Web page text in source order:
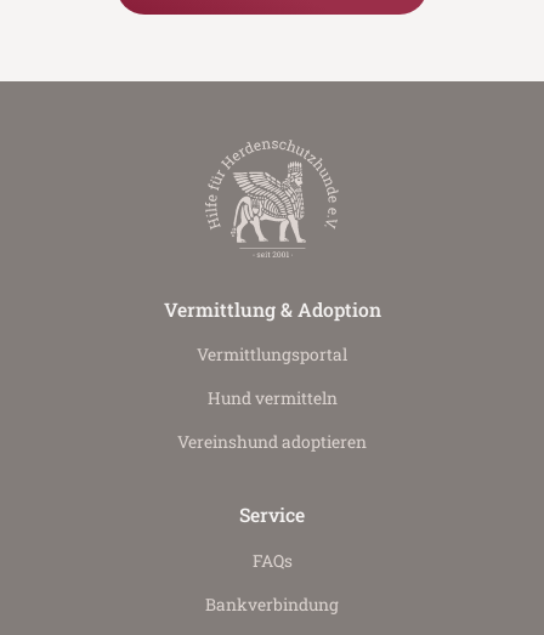
Vermittlung & Adoption
Vermittlungs­portal
Hund vermitteln
Vereinshund adoptieren
Service
FAQs
Bankverbindung